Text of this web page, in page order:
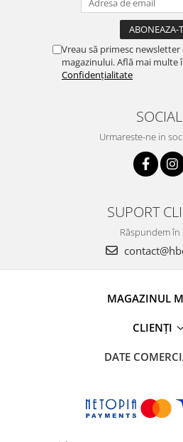
Vreau să primesc
magazinului. Află mai multe
Confidențialitate
SOCIAL
Urmareste-ne in
SUPORT
Răspundem în
MAGAZINUL
CLIENȚI
DATE